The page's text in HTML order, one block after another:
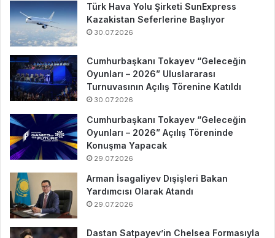
Türk Hava Yolu Şirketi SunExpress
Kazakistan Seferlerine Başlıyor
30.07.2026
Cumhurbaşkanı Tokayev “Geleceğin
Oyunları – 2026” Uluslararası
Turnuvasının Açılış Törenine Katıldı
30.07.2026
Cumhurbaşkanı Tokayev “Geleceğin
Oyunları – 2026” Açılış Töreninde
Konuşma Yapacak
29.07.2026
Arman İsagaliyev Dışişleri Bakan
Yardımcısı Olarak Atandı
29.07.2026
Dastan Satpayev’in Chelsea Formasıyla